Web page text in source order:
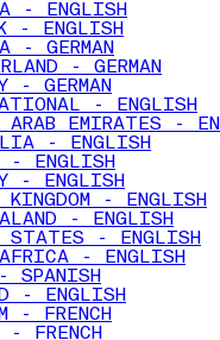
- ENGLISH
- ENGLISH
- GERMAN
- GERMAN
- GERMAN
- ENGLISH
ARAB EMIRATES -
- ENGLISH
- ENGLISH
- ENGLISH
KINGDOM - ENGLISH
- ENGLISH
STATES - ENGLISH
- ENGLISH
SPANISH
- ENGLISH
- FRENCH
- FRENCH